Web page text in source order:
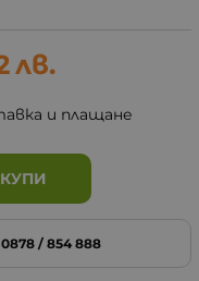
лв.
и плащане
КУПИ
0878 / 854 888